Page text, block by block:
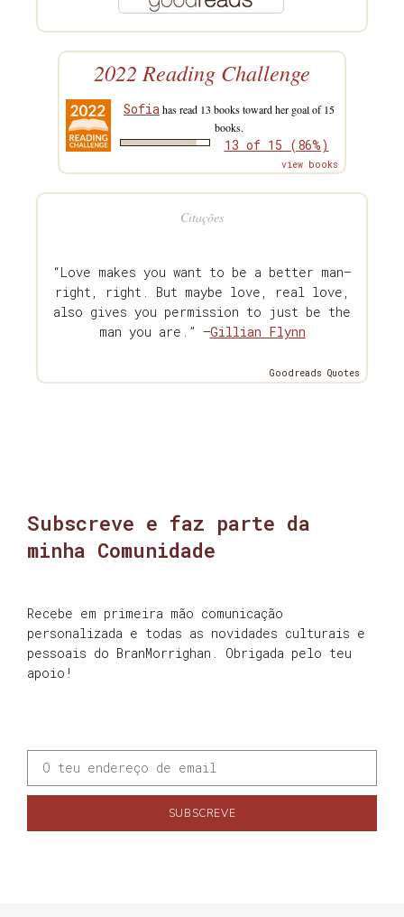
2022 Reading Challenge
Sofiahas read 13 books toward her goal of 15
books.
13 of 15 (86%)
view books
Citações
“Love makes you want to be a better man—
right, right. But maybe love, real love,
also gives you permission to just be the
man you are.” —Gillian Flynn
Goodreads Quotes
Subscreve e faz parte da
minha Comunidade
Recebe em primeira mão comunicação
personalizada e todas as novidades culturais e
pessoais do BranMorrighan. Obrigada pelo teu
apoio!
SUBSCREVE